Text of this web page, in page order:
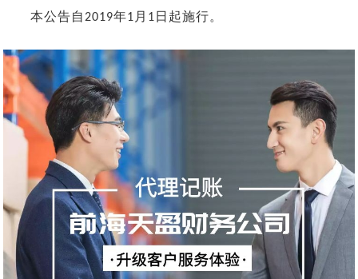
本公告自 2019年1 月 1 日起施行。